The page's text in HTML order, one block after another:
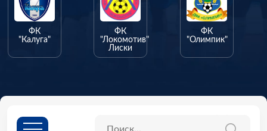
ФК
"Калуга"
ФК
"Локомотив"
Лиски
ФК
"Олимпик"